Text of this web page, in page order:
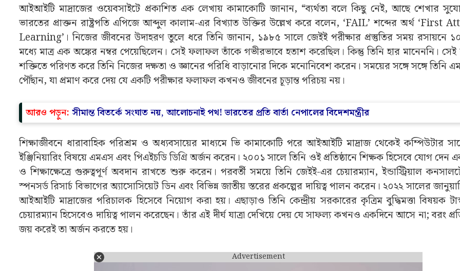
আইআইটি মাদ্রাজের ওয়েবসাইটে প্রকাশিত এক লেখায় কামাকোটি জানান, “ব্যর্থতা বলে কিছু নেই, আছে শেখার
ভারতের প্রাক্তন রাষ্ট্রপতি এপিজে আব্দুল কালাম-এর বিখ্যাত উক্তির উল্লেখ করে বলেন, ‘FAIL’ শব্দের অর্থ ‘First
Learning’। নিজের জীবনের উদাহরণ তুলে ধরে তিনি জানান, ১৯৮৫ সালে জেইই পরীক্ষার প্রস্তুতির সময় রসায়নে
মধ্যে মাত্র এক অঙ্কের নম্বর পেয়েছিলেন। সেই ফলাফল তাঁকে গভীরভাবে হতাশ করেছিল। কিন্তু তিনি হার মানেননি। সেই
শক্তিতে পরিণত করে তিনি নিজের দক্ষতা ও জ্ঞানের পরিধি বাড়ানোর দিকে মনোনিবেশ করেন। সময়ের সঙ্গে সঙ্গে তিনি
পৌঁছান, যা প্রমাণ করে দেয় যে একটি পরীক্ষার ফলাফল কখনও জীবনের চূড়ান্ত পরিচয় নয়।
আরও পড়ুন: সীমান্ত বিতর্কে সংঘাত নয়, আলোচনাই পথ! ভারতের প্রতি বার্তা নেপালের বিদেশমন্ত্রীর
শিক্ষাজীবনে ধারাবাহিক পরিশ্রম ও অধ্যবসায়ের মাধ্যমে ভি কামাকোটি পরে আইআইটি মাদ্রাজ থেকেই কম্পিউটার
ইঞ্জিনিয়ারিং বিষয়ে এমএস এবং পিএইচডি ডিগ্রি অর্জন করেন। ২০০১ সালে তিনি ওই প্রতিষ্ঠানে শিক্ষক হিসেবে যোগ দেন
ও শিক্ষাক্ষেত্রে গুরুত্বপূর্ণ অবদান রাখতে শুরু করেন। পরবর্তী সময়ে তিনি জেইই-এর চেয়ারম্যান, ইন্ডাস্ট্রিয়াল
স্পনসর্ড রিসার্চ বিভাগের অ্যাসোসিয়েট ডিন এবং বিভিন্ন জাতীয় স্তরের প্রকল্পের দায়িত্ব পালন করেন। ২০২২ সালের
আইআইটি মাদ্রাজের পরিচালক হিসেবে নিয়োগ করা হয়। এছাড়াও তিনি কেন্দ্রীয় সরকারের কৃত্রিম বুদ্ধিমত্তা বিষয়ক
চেয়ারম্যান হিসেবেও দায়িত্ব পালন করেছেন। তাঁর এই দীর্ঘ যাত্রা দেখিয়ে দেয় যে সাফল্য কখনও একদিনে আসে না; বরং
জয় করেই তা অর্জন করতে হয়।
Advertisement